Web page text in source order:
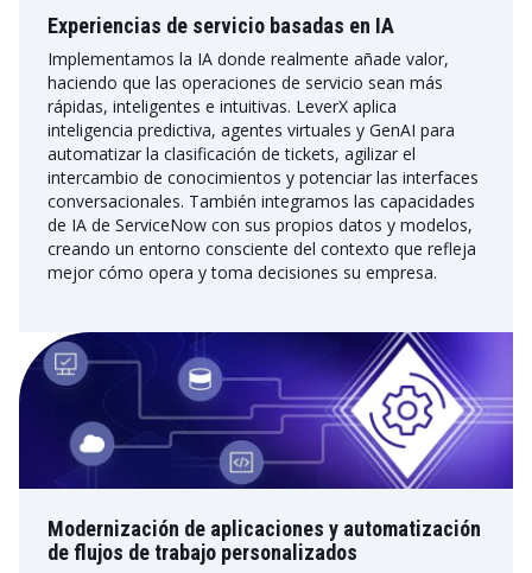
Experiencias de servicio basadas en IA
Implementamos la IA donde realmente añade valor,
haciendo que las operaciones de servicio sean más
rápidas, inteligentes e intuitivas. LeverX aplica
inteligencia predictiva, agentes virtuales y GenAI para
automatizar la clasificación de tickets, agilizar el
intercambio de conocimientos y potenciar las interfaces
conversacionales. También integramos las capacidades
de IA de ServiceNow con sus propios datos y modelos,
creando un entorno consciente del contexto que refleja
mejor cómo opera y toma decisiones su empresa.
Modernización de aplicaciones y automatización
de flujos de trabajo personalizados